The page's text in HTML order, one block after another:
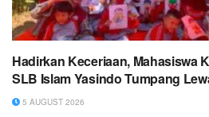
Hadirkan Keceriaan, Mahasiswa
SLB Islam Yasindo Tumpang
5 AUGUST 2026